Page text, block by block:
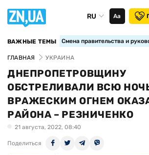
RU Аа
ВАЖНЫЕ ТЕМЫ Смена правительства и
ГЛАВНАЯ УКРАИНА
ДНЕПРОПЕТРОВЩИНУ
ОБСТРЕЛИВАЛИ ВСЮ
ВРАЖЕСКИМ ОГНЕМ
РАЙОНА – РЕЗНИЧЕНКО
21 августа, 2022, 08:40
Поделиться